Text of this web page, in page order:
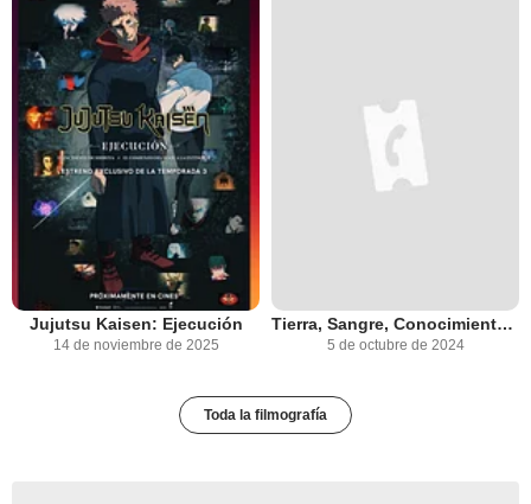
Jujutsu Kaisen: Ejecución
14 de noviembre de 2025
Tierra, Sangre, Conocimiento: Sobre el movimiento de la tierra
5 de octubre de 2024
Toda la filmografía